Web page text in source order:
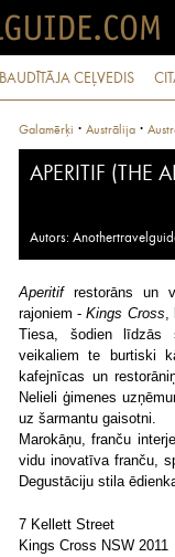
BAUDĪTĀJA CEĻVEDIS
Galamērķi · Austrālija ·
APERITIF (THE
Autors:
Aperitifrestorāns un
rajoniem -Kings Cross,
Tiesa, šodien līdzās
veikaliem te burtiski
kafejnīcas un
Nelieli ģimenes
uz šarmantu gaisotni.
Marokāņu, franču
vidu inovatīva franču,
Degustāciju stila
7 Kellett Street
Kings Cross NSW 2011